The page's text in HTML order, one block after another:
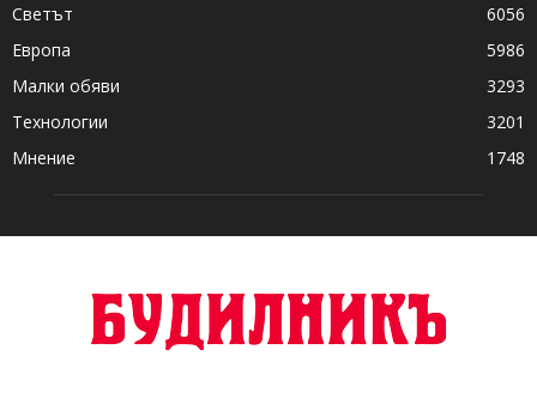
Светът
6056
Европа
5986
Малки обяви
3293
Технологии
3201
Мнение
1748